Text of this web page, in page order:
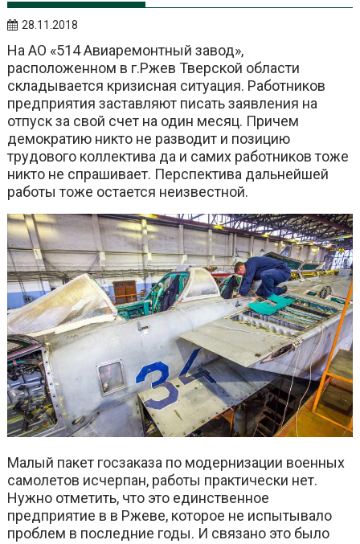
28.11.2018
На АО «514 Авиаремонтный завод»,
расположенном в г.Ржев Тверской области
складывается кризисная ситуация. Работников
предприятия заставляют писать заявления на
отпуск за свой счет на один месяц. Причем
демократию никто не разводит и позицию
трудового коллектива да и самих работников тоже
никто не спрашивает. Перспектива дальнейшей
работы тоже остается неизвестной.
Малый пакет госзаказа по модернизации военных
самолетов исчерпан, работы практически нет.
Нужно отметить, что это единственное
предприятие в в Ржеве, которое не испытывало
проблем в последние годы. И связано это было